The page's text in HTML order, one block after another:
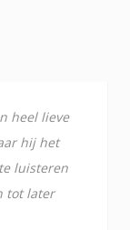
heel lieve
hij het
luisteren
tot later